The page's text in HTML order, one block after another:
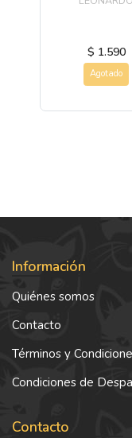
$ 1.590
Agotado
Información
Quiénes somos
Contacto
Términos y
Condiciones de
Contacto